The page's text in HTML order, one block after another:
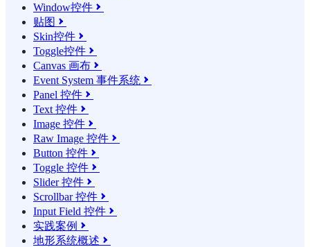
Window控件 
贴图 
Skin控件 
Toggle控件 
Canvas 画布 
Event System 事件系统 
Panel 控件 
Text 控件 
Image 控件 
Raw Image 控件 
Button 控件 
Toggle 控件 
Slider 控件 
Scrollbar 控件 
Input Field 控件 
实践案例 
地形系统概述 